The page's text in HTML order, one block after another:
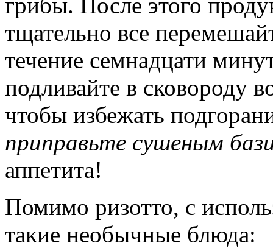
тщательно все
течение семнадцати
подливайте в сковороду
чтобы избежать
приправьте сушеным
аппетита!
Помимо ризотто, с
такие необычные блюда: